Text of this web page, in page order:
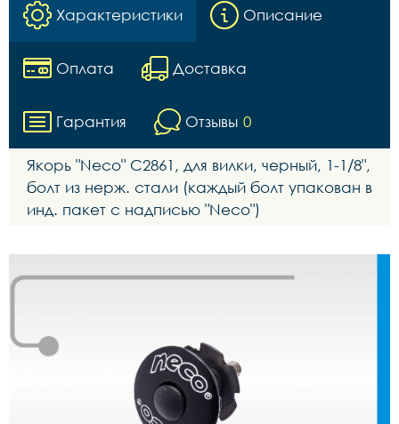
Характеристики Описание
Оплата Доставка
Гарантия Отзывы 0
Якорь "Neco" C2861, для вилки, черный, 1-1/8",
болт из нерж. стали (каждый болт упакован в
инд. пакет с надписью "Neco")